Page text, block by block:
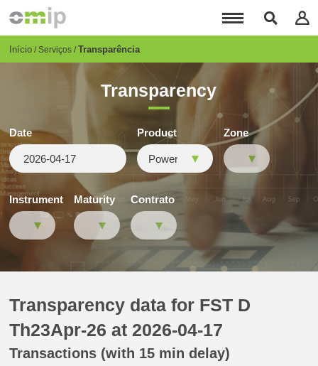
para
conteúdo
Breadcrumb
Início Serviços Transparência
Transparency
Date Product Zone
Instrument Maturity Contrato
Transparency data for FST D
Th23Apr-26 at 2026-04-17
Transactions (with 15 min delay)